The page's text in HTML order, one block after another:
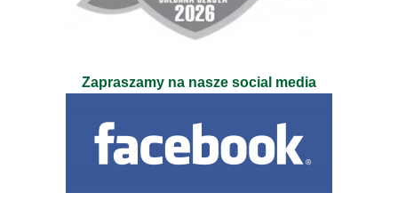
Zapraszamy na nasze social media